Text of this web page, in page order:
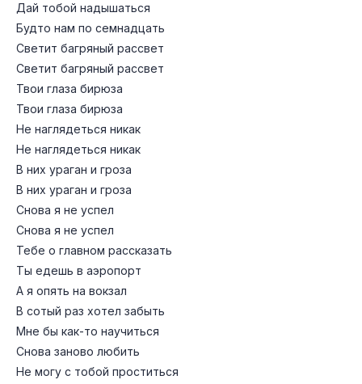
Дай тобой надышаться
Будто нам по семнадцать
Светит багряный рассвет
Светит багряный рассвет
Твои глаза бирюза
Твои глаза бирюза
Не наглядеться никак
Не наглядеться никак
В них ураган и гроза
В них ураган и гроза
Снова я не успел
Снова я не успел
Тебе о главном рассказать
Ты едешь в аэропорт
А я опять на вокзал
В сотый раз хотел забыть
Мне бы как-то научиться
Снова заново любить
Не могу с тобой проститься